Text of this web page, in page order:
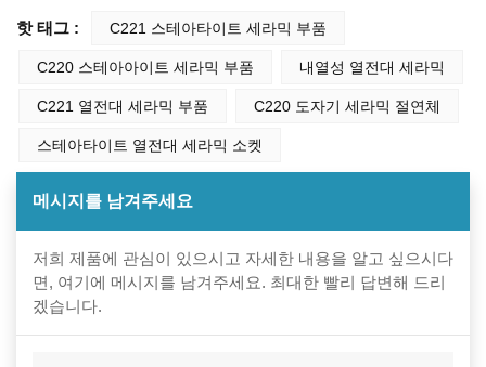
핫 태그 : C221 스테아타이트 세라믹 부품
C220 스테아아이트 세라믹 부품 내열성 열전대 세라믹
C221 열전대 세라믹 부품 C220 도자기 세라믹 절연체
스테아타이트 열전대 세라믹 소켓
메시지를 남겨주세요
저희 제품에 관심이 있으시고 자세한 내용을 알고 싶으시다
면, 여기에 메시지를 남겨주세요. 최대한 빨리 답변해 드리
겠습니다.